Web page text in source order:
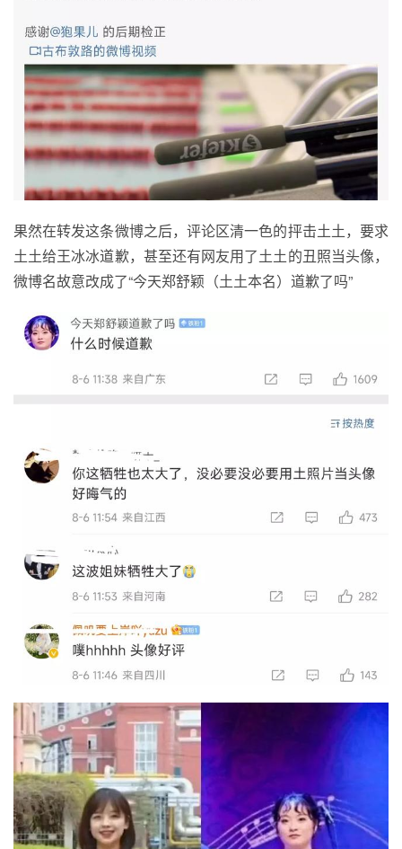
果然在转发这条微博之后，评论区清一色的抨击土土，要求
土土给王冰冰道歉，甚至还有网友用了土土的丑照当头像，
微博名故意改成了“今天郑舒颖（土土本名）道歉了吗”